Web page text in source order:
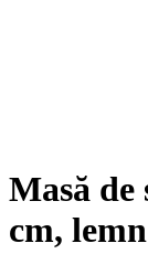
Masă de
cm,